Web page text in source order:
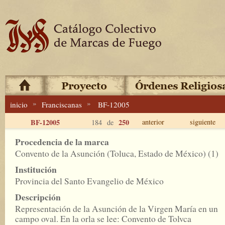
inicio » Franciscanas » BF-12005
BF-12005 184 de 250 anterior siguiente
Procedencia de la marca
Convento de la Asunción (Toluca, Estado de México) (1)
Institución
Provincia del Santo Evangelio de México
Descripción
Representación de la Asunción de la Virgen María en un
campo oval. En la orla se lee: Convento de Tolvca